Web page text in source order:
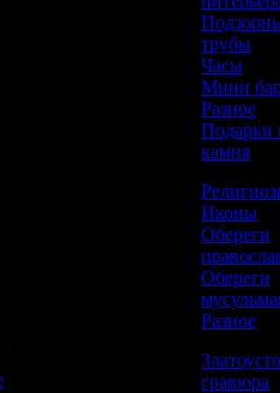
трубы
Часы
Мини
Разное
Подарки
камня
Иконы
Обереги
Обереги
Разное
гравюра